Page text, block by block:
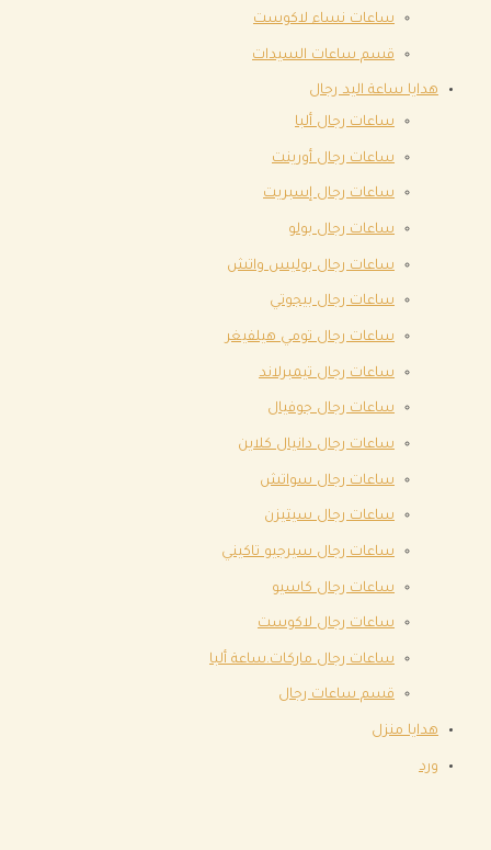
ساعات نساء لاكوست
قسم ساعات السيدات
هدايا ساعة اليد رجال
ساعات رجال ألبا
ساعات رجال أورينت
ساعات رجال إسبريت
ساعات رجال بولو
ساعات رجال بوليس واتش
ساعات رجال بيجوتي
ساعات رجال تومي هيلفيغر
ساعات رجال تيمبرلاند
ساعات رجال جوفيال
ساعات رجال دانيال كلاين
ساعات رجال سواتش
ساعات رجال سيتيزن
ساعات رجال سيرجيو تاكيني
ساعات رجال كاسيو
ساعات رجال لاكوست
ساعات رجال ماركات.ساعة ألبا
قسم ساعات رجال
هدايا منزل
ورد